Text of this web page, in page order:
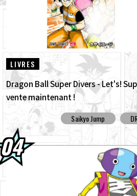
LIVRES
Dragon Ball Super Divers - Let's!
vente maintenant !
Saikyo Jump